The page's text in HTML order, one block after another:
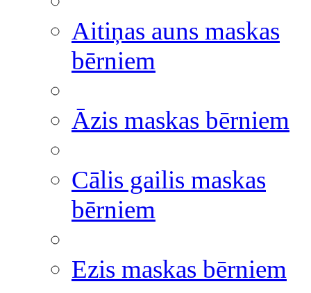
Aitiņas auns maskas
bērniem
Āzis maskas bērniem
Cālis gailis maskas
bērniem
Ezis maskas bērniem